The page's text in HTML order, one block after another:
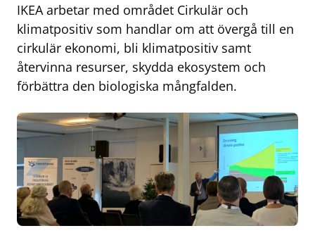
IKEA arbetar med området Cirkulär och
klimatpositiv som handlar om att övergå till en
cirkulär ekonomi, bli klimatpositiv samt
återvinna resurser, skydda ekosystem och
förbättra den biologiska mångfalden.